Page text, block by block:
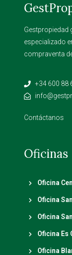
Gestpropiedad
especializado
compraventa
+34 600 88
Contáctanos
Oficinas
Oficina
Oficina
Oficina
Oficina Es
Oficina